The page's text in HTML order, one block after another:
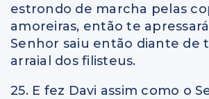
estrondo de marcha pelas
amoreiras, então te
Senhor saiu então diante de
arraial dos filisteus.
25. E fez Davi assim como o